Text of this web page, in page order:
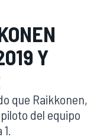
Y
que Raikkonen,
del equipo